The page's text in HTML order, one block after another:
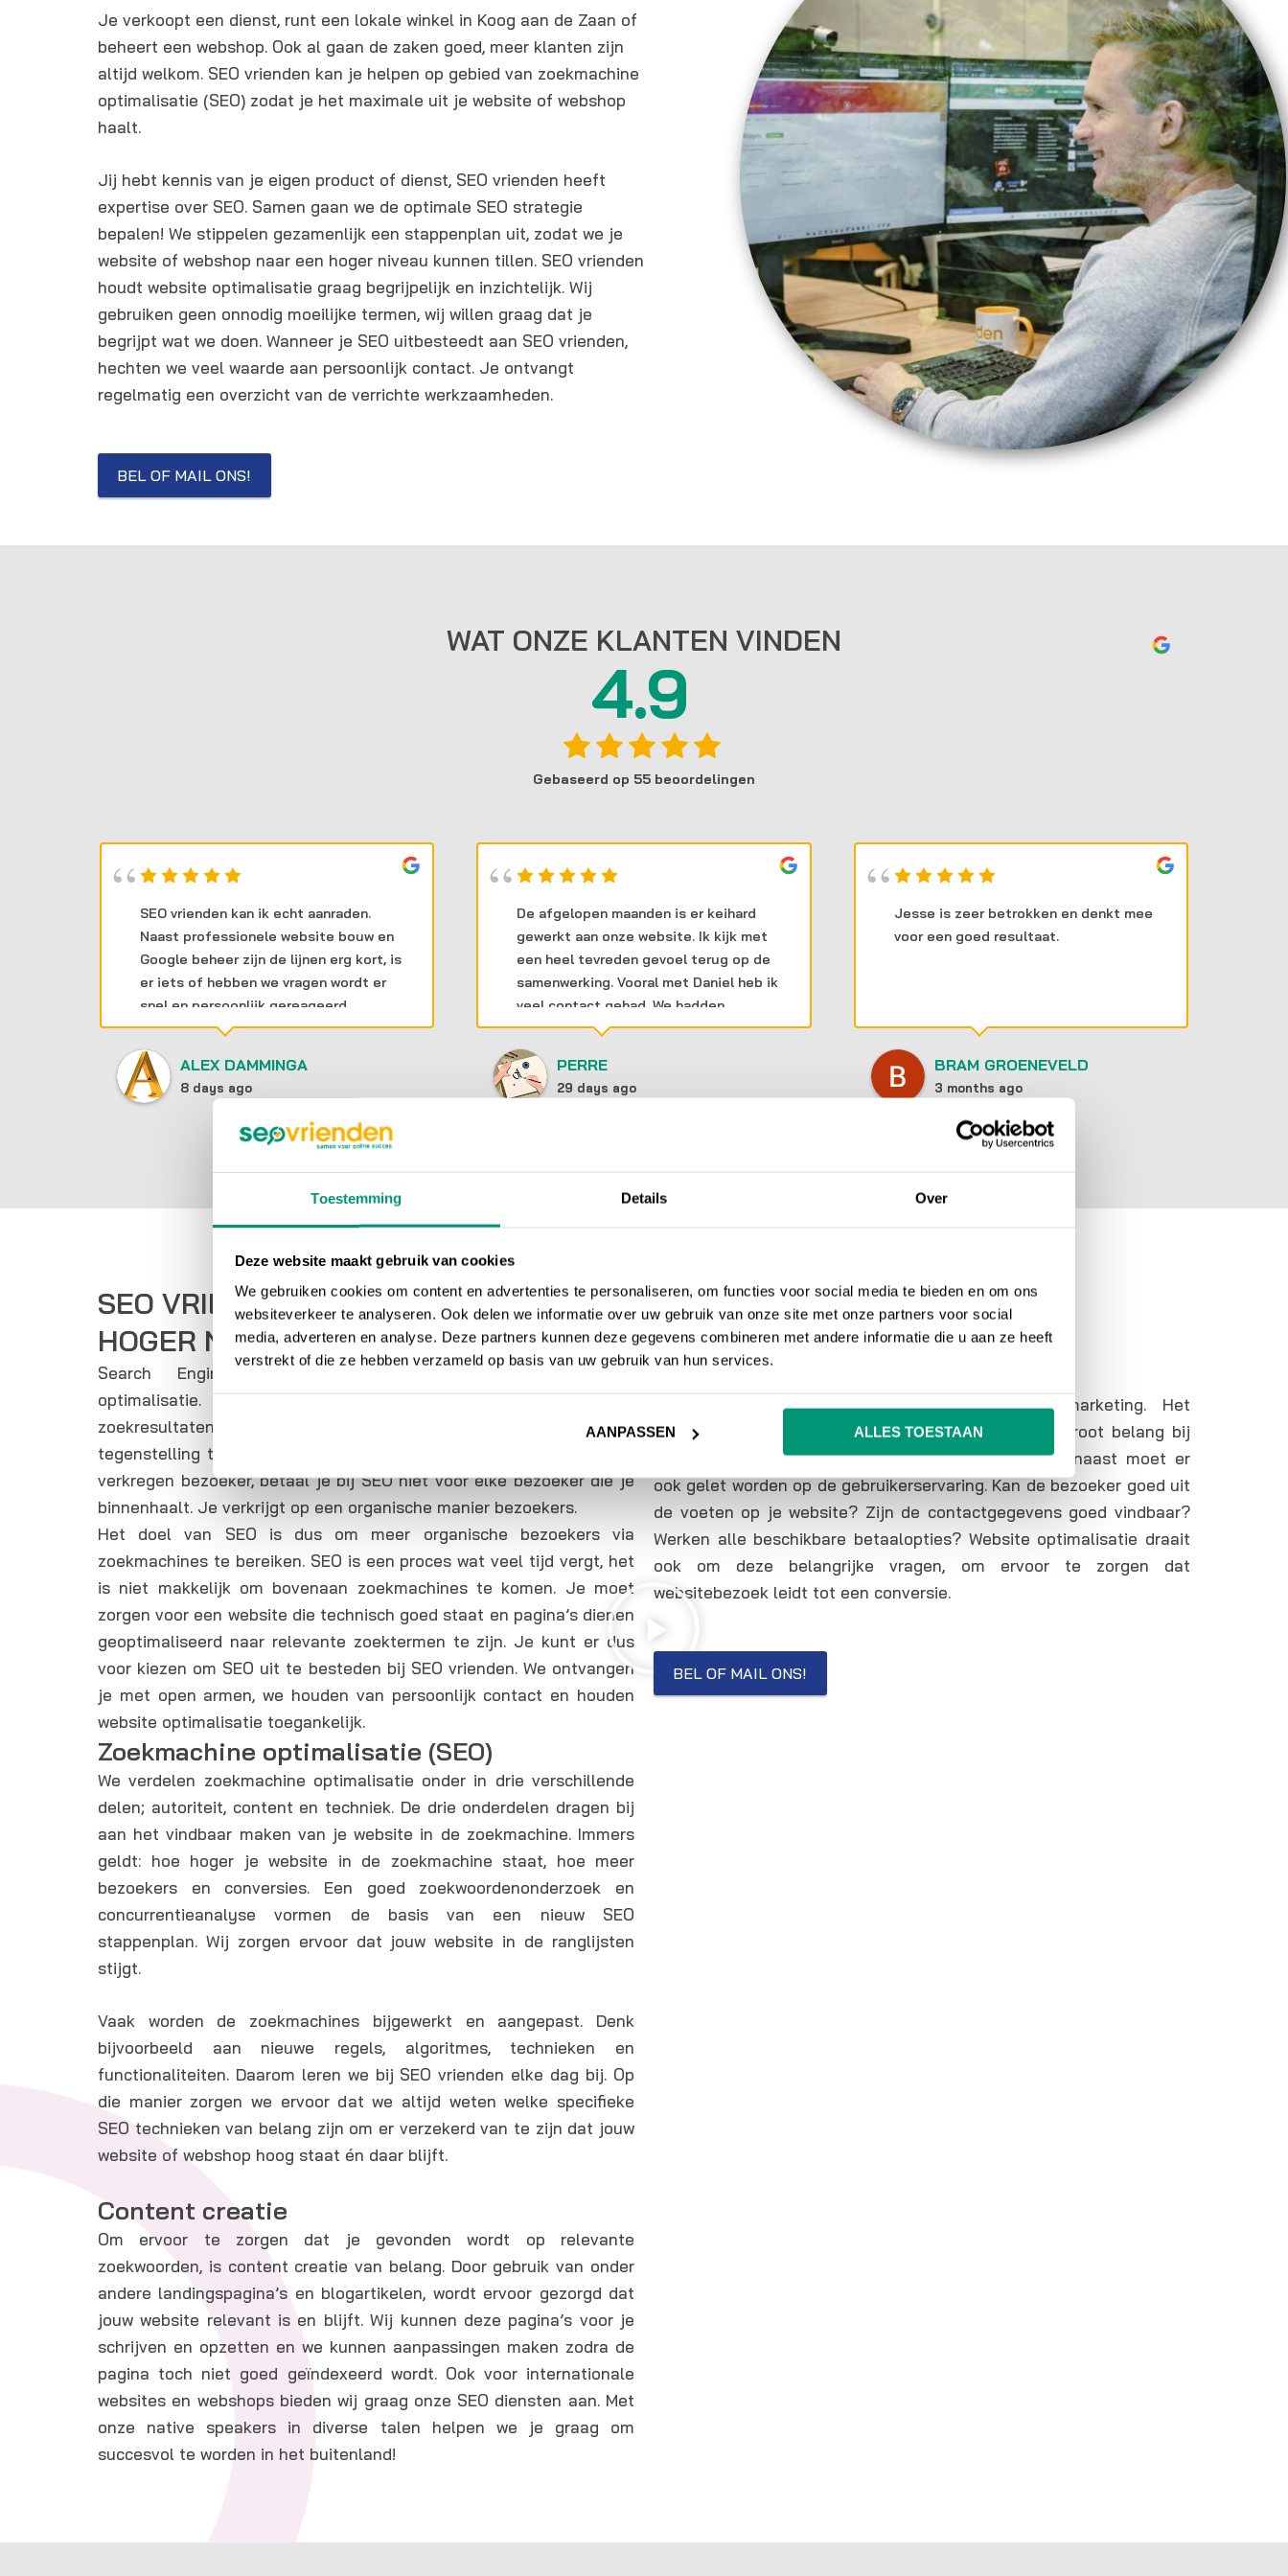
Toestemming Details Over
Deze website maakt gebruik van cookies
We gebruiken cookies om content en advertenties te personaliseren, om functies voor social media te bieden en om ons
websiteverkeer te analyseren. Ook delen we informatie over uw gebruik van onze site met onze partners voor social
media, adverteren en analyse. Deze partners kunnen deze gegevens combineren met andere informatie die u aan ze heeft
verstrekt of die ze hebben verzameld op basis van uw gebruik van hun services.
AANPASSEN ALLES TOESTAAN
Je verkoopt een dienst, runt een lokale winkel in Koog aan de Zaan of
beheert een webshop. Ook al gaan de zaken goed, meer klanten zijn
altijd welkom. SEO vrienden kan je helpen op gebied van zoekmachine
optimalisatie (SEO) zodat je het maximale uit je website of webshop
haalt.
Jij hebt kennis van je eigen product of dienst, SEO vrienden heeft
expertise over SEO. Samen gaan we de optimale SEO strategie
bepalen! We stippelen gezamenlijk een stappenplan uit, zodat we je
website of webshop naar een hoger niveau kunnen tillen. SEO vrienden
houdt website optimalisatie graag begrijpelijk en inzichtelijk. Wij
gebruiken geen onnodig moeilijke termen, wij willen graag dat je
begrijpt wat we doen. Wanneer je SEO uitbesteedt aan SEO vrienden,
hechten we veel waarde aan persoonlijk contact. Je ontvangt
regelmatig een overzicht van de verrichte werkzaamheden.
BEL OF MAIL ONS!
WAT ONZE KLANTEN VINDEN
4.9
Gebaseerd op 55 beoordelingen
SEO vrienden kan ik echt aanraden.
Naast professionele website bouw en
Google beheer zijn de lijnen erg kort, is
er iets of hebben we vragen wordt er
snel en persoonlijk gereageerd.
ALEX DAMMINGA
8 days ago
De afgelopen maanden is er keihard
gewerkt aan onze website. Ik kijk met
een heel tevreden gevoel terug op de
samenwerking. Vooral met Daniel heb ik
veel contact gehad. We hadden
wekelijks een duidelijke meeting waarin
hij goed meedacht over verschillende
vraagstukken en alles helder uitlegde.Er
is ontzettend hard gewerkt aan het
PERRE
29 days ago
Jesse is zeer betrokken en denkt mee
voor een goed resultaat.
BRAM GROENEVELD
3 months ago
SEO VRIENDEN BRENGT ZOEKMACHINE OPTIMALISATIE NAAR EEN
HOGER NIVEAU
Search Engine Optimization (SEO), oftewel zoekmachine
optimalisatie. Je website optimaliseren zodat deze hoger in de
zoekresultaten van zoekmachines als Google eindigt. In
tegenstelling tot online adverteren (SEA), waarbij je wel betaald per
verkregen bezoeker, betaal je bij SEO niet voor elke bezoeker die je
binnenhaalt. Je verkrijgt op een organische manier bezoekers.
Het doel van SEO is dus om meer organische bezoekers via
zoekmachines te bereiken. SEO is een proces wat veel tijd vergt, het
is niet makkelijk om bovenaan zoekmachines te komen. Je moet
zorgen voor een website die technisch goed staat en pagina’s dienen
geoptimaliseerd naar relevante zoektermen te zijn. Je kunt er dus
voor kiezen om SEO uit te besteden bij SEO vrienden. We ontvangen
je met open armen, we houden van persoonlijk contact en houden
website optimalisatie toegankelijk.
Zoekmachine optimalisatie (SEO)
We verdelen zoekmachine optimalisatie onder in drie verschillende
delen; autoriteit, content en techniek. De drie onderdelen dragen bij
aan het vindbaar maken van je website in de zoekmachine. Immers
geldt: hoe hoger je website in de zoekmachine staat, hoe meer
bezoekers en conversies. Een goed zoekwoordenonderzoek en
concurrentieanalyse vormen de basis van een nieuw SEO
stappenplan. Wij zorgen ervoor dat jouw website in de ranglijsten
stijgt.
Vaak worden de zoekmachines bijgewerkt en aangepast. Denk
bijvoorbeeld aan nieuwe regels, algoritmes, technieken en
functionaliteiten. Daarom leren we bij SEO vrienden elke dag bij. Op
die manier zorgen we ervoor dat we altijd weten welke specifieke
SEO technieken van belang zijn om er verzekerd van te zijn dat jouw
website of webshop hoog staat én daar blijft.
Content creatie
Om ervoor te zorgen dat je gevonden wordt op relevante
zoekwoorden, is content creatie van belang. Door gebruik van onder
andere landingspagina’s en blogartikelen, wordt ervoor gezorgd dat
jouw website relevant is en blijft. Wij kunnen deze pagina’s voor je
schrijven en opzetten en we kunnen aanpassingen maken zodra de
pagina toch niet goed geïndexeerd wordt. Ook voor internationale
websites en webshops bieden wij graag onze SEO diensten aan. Met
onze native speakers in diverse talen helpen we je graag om
succesvol te worden in het buitenland!
Website optimalisatie​
SEO is een belangrijk onderdeel van online marketing. Het
optimaliseren van een website of webshop is van groot belang bij
SEO, zowel technisch als inhoudelijk (content). Daarnaast moet er
ook gelet worden op de gebruikerservaring. Kan de bezoeker goed uit
de voeten op je website? Zijn de contactgegevens goed vindbaar?
Werken alle beschikbare betaalopties? Website optimalisatie draait
ook om deze belangrijke vragen, om ervoor te zorgen dat
websitebezoek leidt tot een conversie.
BEL OF MAIL ONS!